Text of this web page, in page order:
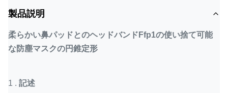
製品説明
柔らかい鼻パッドとのヘッドバンドFfp1の使い捨て可能
な防塵マスクの円錐定形
1 . 記述